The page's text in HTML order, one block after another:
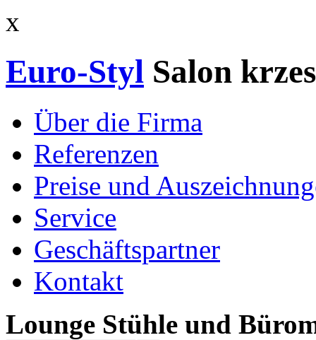
x
Euro-Styl Salon
Über die Firma
Referenzen
Preise und
Service
Geschäftspartner
Kontakt
Lounge Stühle und